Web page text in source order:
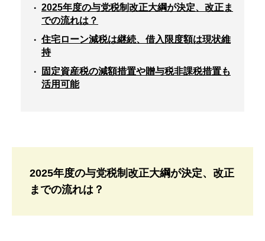
2025年度の与党税制改正大綱が決定、改正ま
での流れは？
住宅ローン減税は継続、借入限度額は現状維
持
固定資産税の減額措置や贈与税非課税措置も
活用可能
2025年度の与党税制改正大綱が決定、改正
までの流れは？